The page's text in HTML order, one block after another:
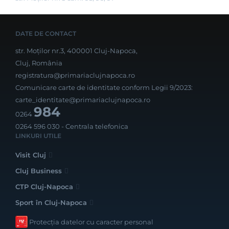
DATE DE CONTACT
str. Moților nr.3, 400001 Cluj-Napoca,
Cluj, România
registratura@primariaclujnapoca.ro
Comunicare carte de identitate conform Legii 9/2023:
carte_identitate@primariaclujnapoca.ro
0264984
0264 596 030 - Centrala telefonica
LINKURI UTILE
Visit Cluj
Cluj Business
CTP Cluj-Napoca
Sport în Cluj-Napoca
Protecția datelor cu caracter personal